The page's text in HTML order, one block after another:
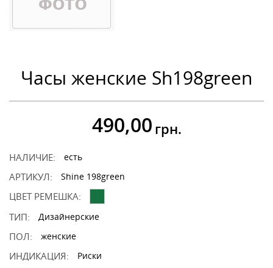
Часы женские Sh198green
490,00 грн.
НАЛИЧИЕ: есть
АРТИКУЛ: Shine 198green
ЦВЕТ РЕМЕШКА:
ТИП:
Дизайнерские
ПОЛ: женские
ИНДИКАЦИЯ: Риски